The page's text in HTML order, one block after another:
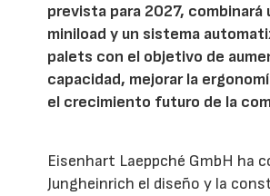
prevista para 2027, combinará
miniload y un sistema
palets con el objetivo de
capacidad, mejorar la
el crecimiento futuro de la
Eisenhart Laeppché GmbH ha
Jungheinrich el diseño y la